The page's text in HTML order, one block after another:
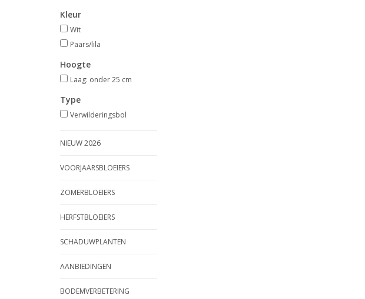
Kleur
Wit
Paars/lila
Hoogte
Laag: onder 25 cm
Type
Verwilderingsbol
NIEUW 2026
VOORJAARSBLOEIERS
ZOMERBLOEIERS
HERFSTBLOEIERS
SCHADUWPLANTEN
AANBIEDINGEN
BODEMVERBETERING